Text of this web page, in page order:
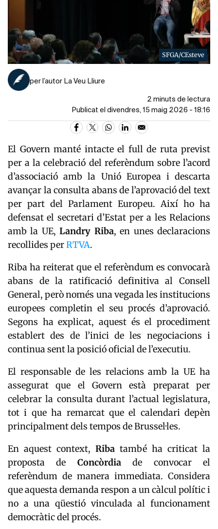
SFGA/CEsteve
per l’autor La Veu Lliure
2 minuts de lectura
Publicat el divendres, 15 maig 2026 - 18:16
El Govern manté intacte el full de ruta previst
per a la celebració del referèndum sobre l’acord
d’associació amb la Unió Europea i descarta
avançar la consulta abans de l’aprovació del text
per part del Parlament Europeu. Així ho ha
defensat el secretari d’Estat per a les Relacions
amb la UE,Landry Riba, en unes declaracions
recollides perRTVA.
Riba ha reiterat que el referèndum es convocarà
abans de la ratificació definitiva al Consell
General, però només una vegada les institucions
europees completin el seu procés d’aprovació.
Segons ha explicat, aquest és el procediment
establert des de l’inici de les negociacions i
continua sent la posició oficial de l’executiu.
El responsable de les relacions amb la UE ha
assegurat que el Govern està preparat per
celebrar la consulta durant l’actual legislatura,
tot i que ha remarcat que el calendari depèn
principalment dels tempos de Brussel·les.
En aquest context, Riba també ha criticat la
proposta de Concòrdiade convocar el
referèndum de manera immediata. Considera
que aquesta demanda respon a un càlcul polític i
no a una qüestió vinculada al funcionament
democràtic del procés.